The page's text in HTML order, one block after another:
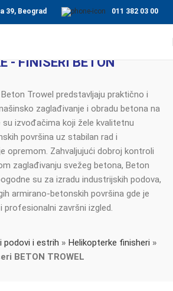
39, Beograd 011 382 03 00
- FINIŠERI BETON
Trowel predstavljaju praktično i
zaglađivanje i obradu betona na
su izvođačima koji žele kvalitetnu
površina uz stabilan rad i
opremom. Zahvaljujući dobroj kontroli
zaglađivanju svežeg betona, Beton
su za izradu industrijskih podova,
armirano-betonskih površina gde je
profesionalni završni izgled.
podovi i estrih » Helikopterke finisheri »
BETON TROWEL